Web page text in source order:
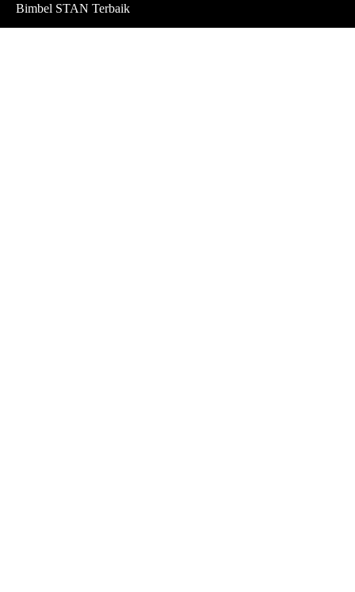
Bimbel STAN Terbaik